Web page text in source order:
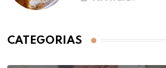
CATEGORIAS